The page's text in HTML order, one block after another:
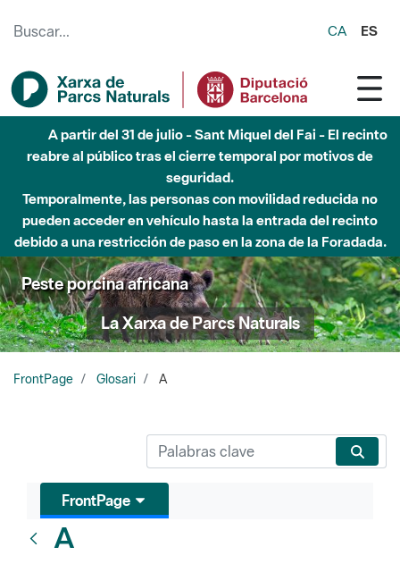
CA ES
A partir del 31 de julio - Sant Miquel del Fai - El recinto
reabre al público tras el cierre temporal por motivos de
seguridad.
Temporalmente, las personas con movilidad reducida no
pueden acceder en vehículo hasta la entrada del recinto
debido a una restricción de paso en la zona de la Foradada.
Peste porcina africana
La Xarxa de Parcs Naturals
FrontPage Glosari A
FrontPage
A